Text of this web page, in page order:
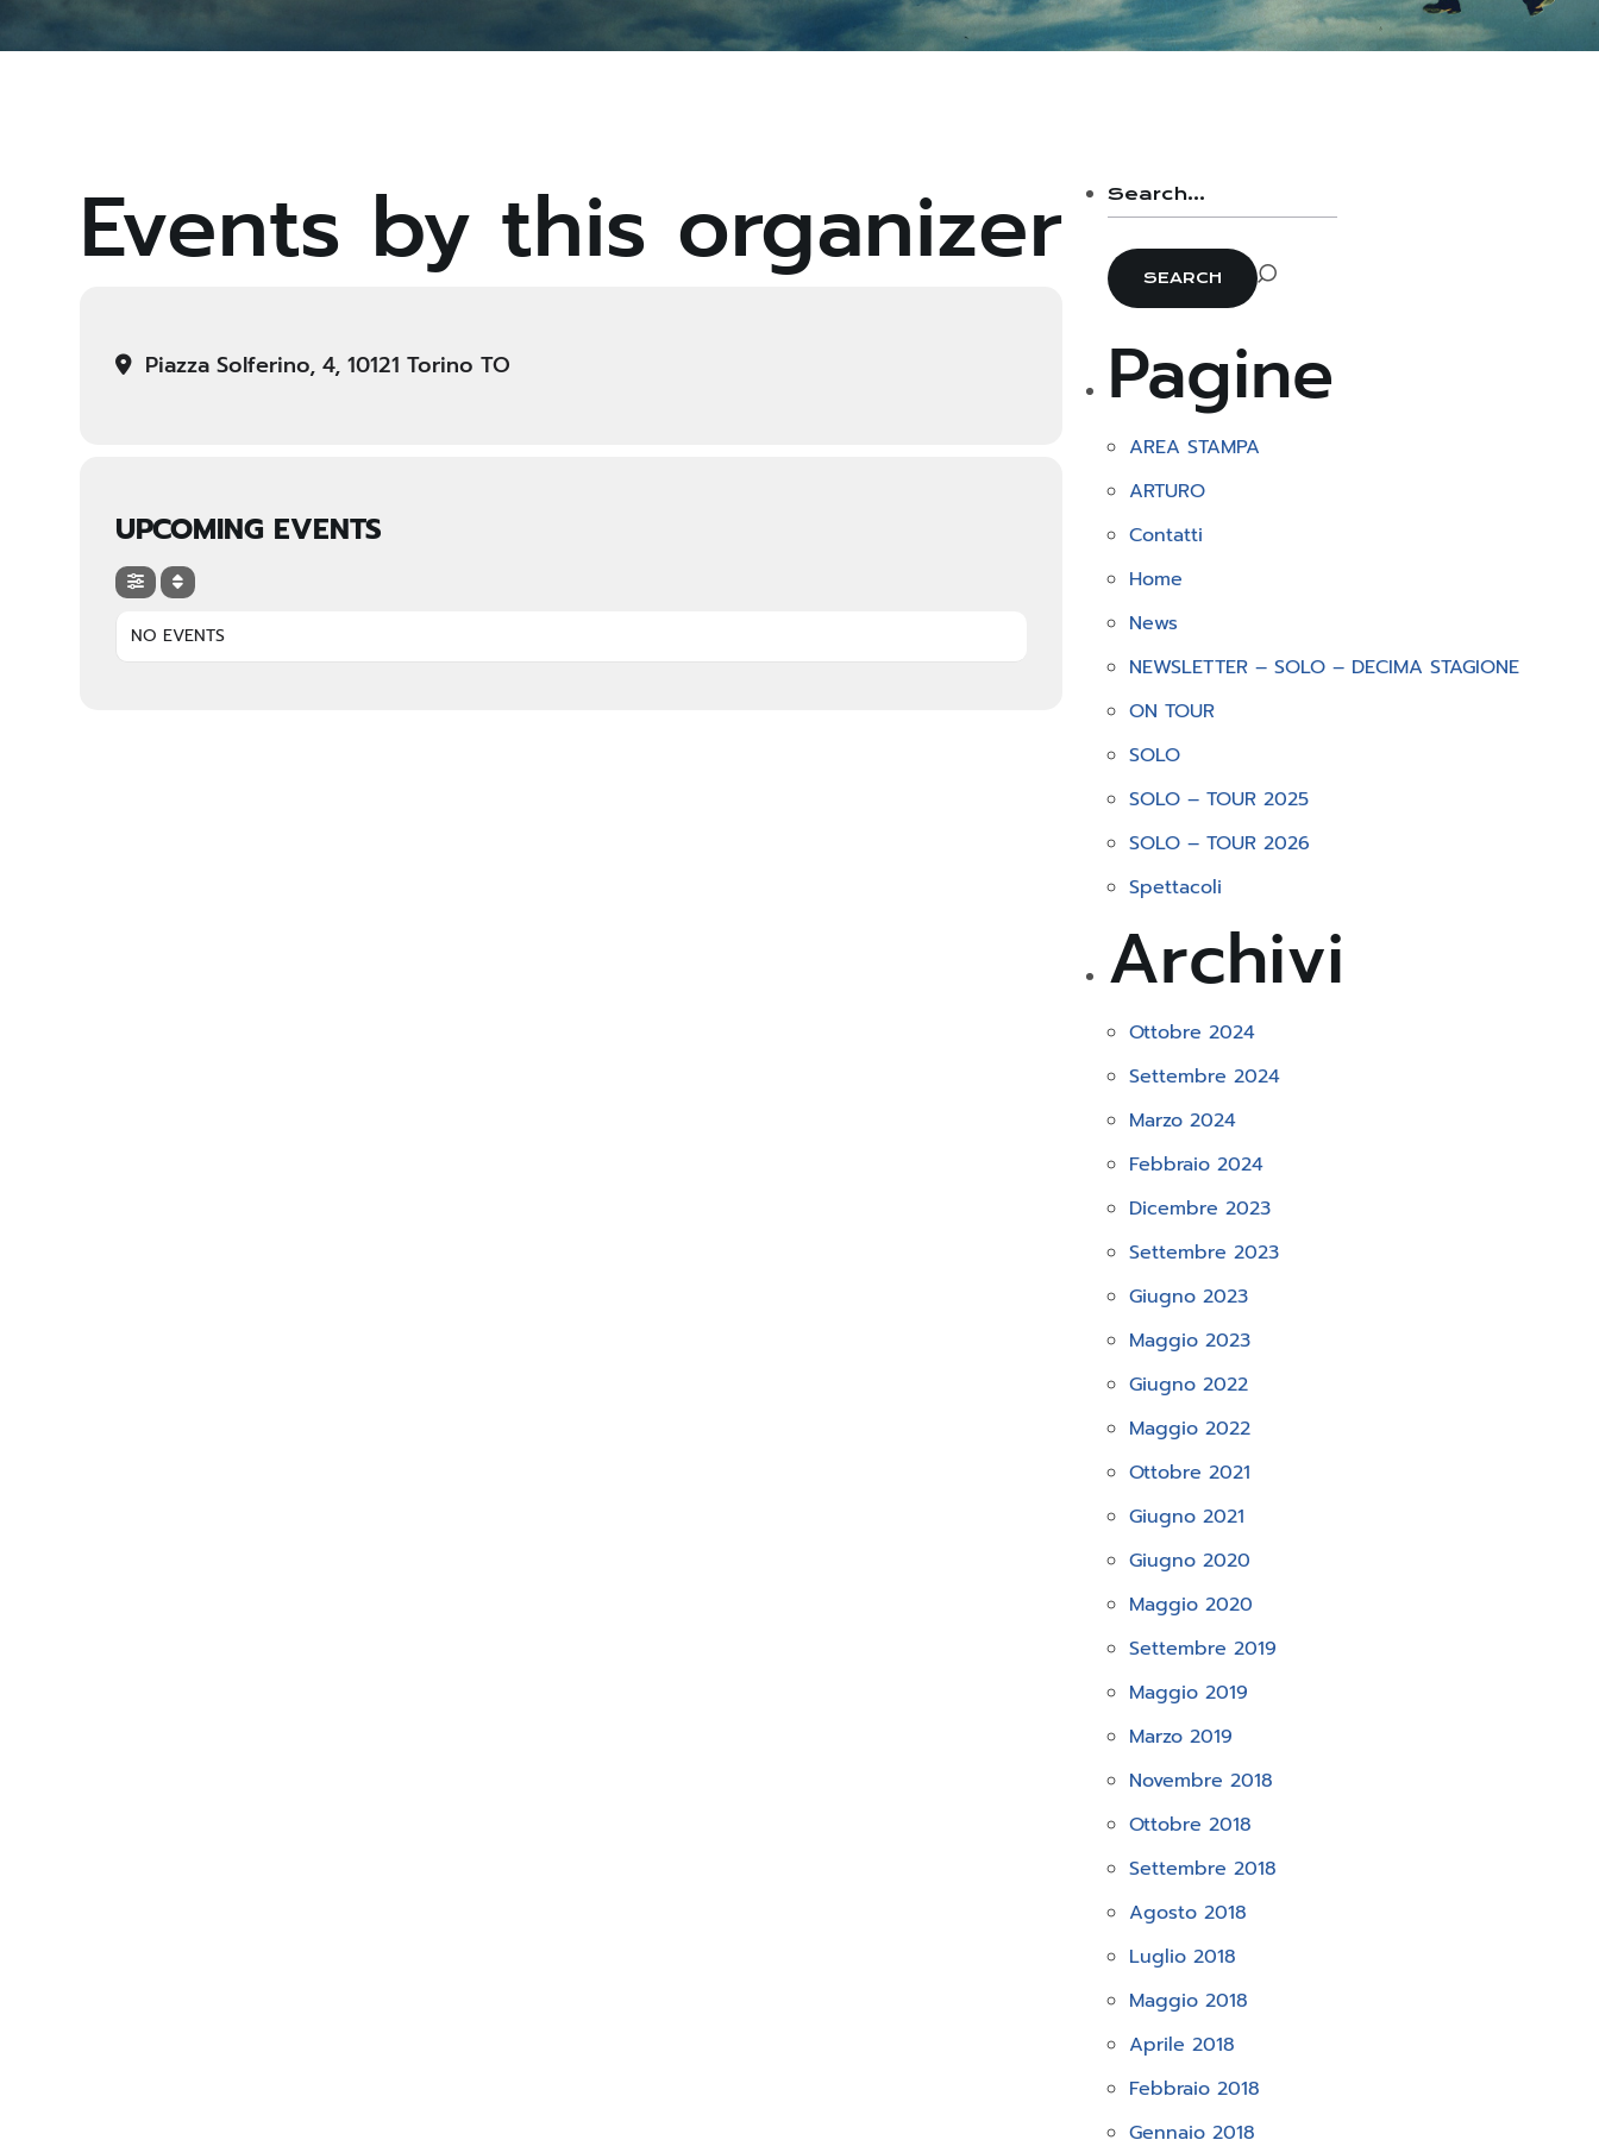
Events by this organizer
Piazza Solferino, 4, 10121 Torino TO
UPCOMING EVENTS
NO EVENTS
Pagine
AREA STAMPA
ARTURO
Contatti
Home
News
NEWSLETTER – SOLO – DECIMA STAGIONE
ON TOUR
SOLO
SOLO – TOUR 2025
SOLO – TOUR 2026
Spettacoli
Archivi
Ottobre 2024
Settembre 2024
Marzo 2024
Febbraio 2024
Dicembre 2023
Settembre 2023
Giugno 2023
Maggio 2023
Giugno 2022
Maggio 2022
Ottobre 2021
Giugno 2021
Giugno 2020
Maggio 2020
Settembre 2019
Maggio 2019
Marzo 2019
Novembre 2018
Ottobre 2018
Settembre 2018
Agosto 2018
Luglio 2018
Maggio 2018
Aprile 2018
Febbraio 2018
Gennaio 2018